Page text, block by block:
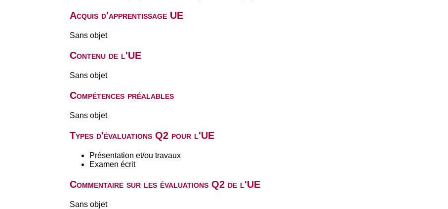
Acquis d'apprentissage UE
Sans objet
Contenu de l'UE
Sans objet
Compétences préalables
Sans objet
Types d'évaluations Q2 pour l'UE
Présentation et/ou travaux
Examen écrit
Commentaire sur les évaluations Q2 de l'UE
Sans objet